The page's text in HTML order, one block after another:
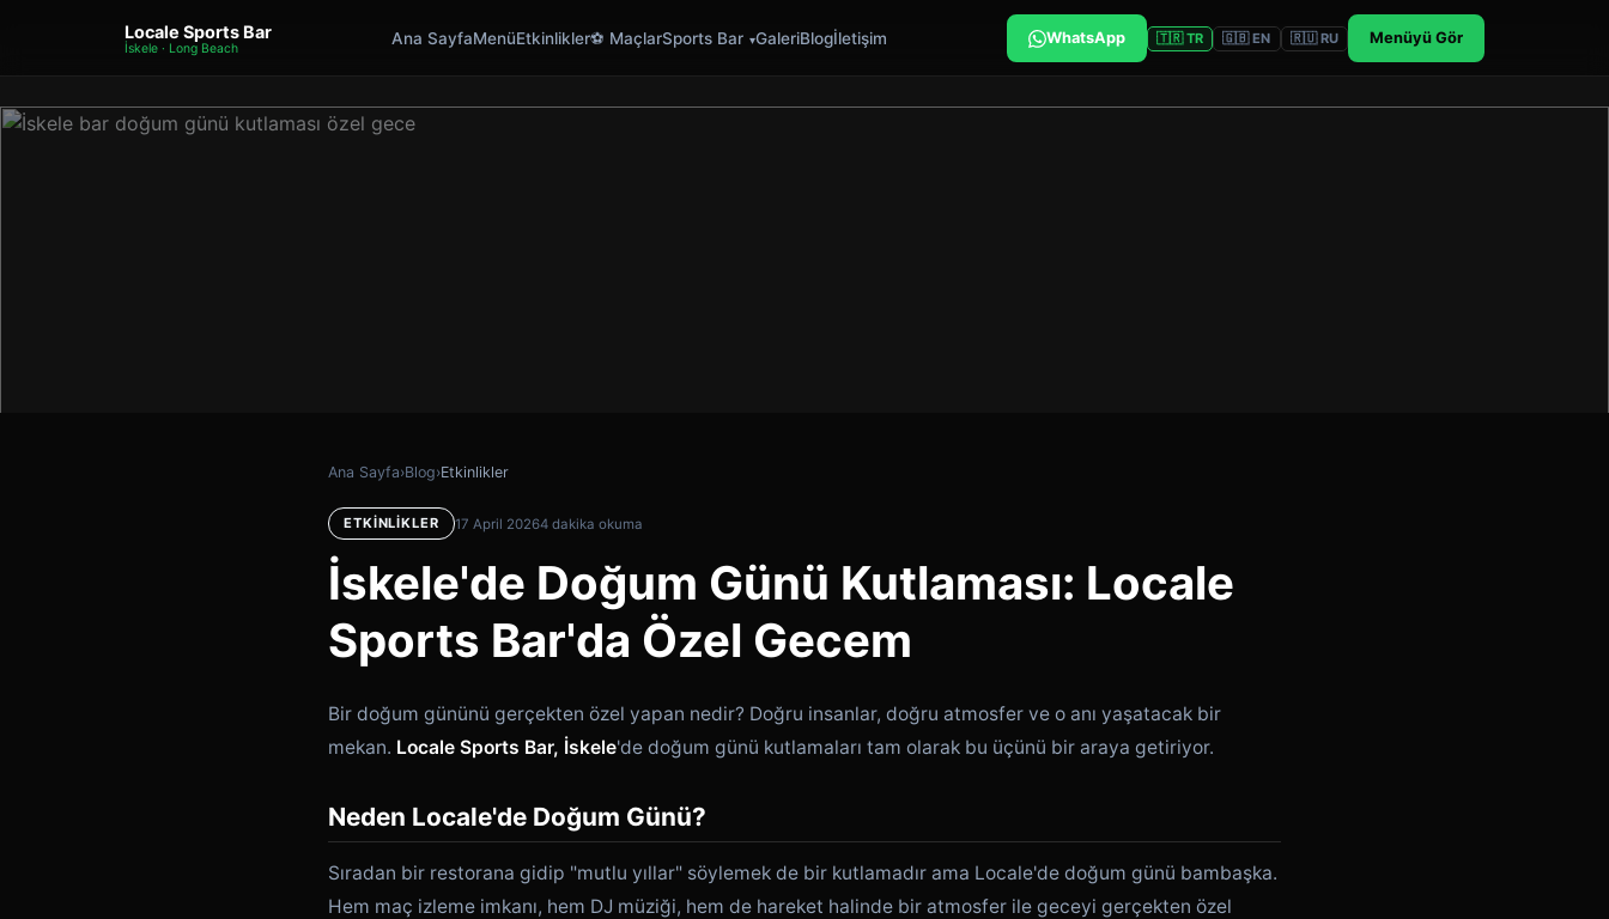
Locale Sports Bar
İskele · Long Beach
Ana SayfaMenüEtkinlikler⚽ MaçlarSports Bar GaleriBlogİletişim WhatsApp 🇹🇷 TR 🇬🇧 EN 🇷🇺 RU Menüyü Gör
Ana Sayfa›Blog›Etkinlikler
ETKINLIKLER 17 April 20264 dakika okuma
İskele'de Doğum Günü Kutlaması: Locale
Sports Bar'da Özel Gecem
Bir doğum gününü gerçekten özel yapan nedir? Doğru insanlar, doğru atmosfer ve o anı yaşatacak bir
mekan. Locale Sports Bar, İskele'de doğum günü kutlamaları tam olarak bu üçünü bir araya getiriyor.
Neden Locale'de Doğum Günü?
Sıradan bir restorana gidip "mutlu yıllar" söylemek de bir kutlamadır ama Locale'de doğum günü bambaşka.
Hem maç izleme imkanı, hem DJ müziği, hem de hareket halinde bir atmosfer ile geceyi gerçekten özel